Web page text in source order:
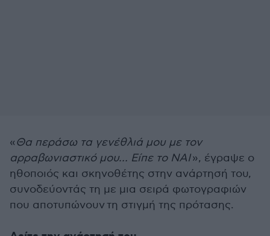
«Θα περάσω τα γενέθλιά μου με τον
αρραβωνιαστικό μου… Είπε το ΝΑΙ», έγραψε ο
ηθοποιός και σκηνοθέτης στην ανάρτησή του,
συνοδεύοντάς τη με μια σειρά φωτογραφιών
που αποτυπώνουν τη στιγμή της πρότασης.